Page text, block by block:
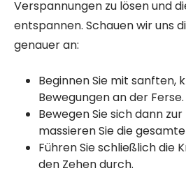
Verspannungen zu lösen und
entspannen. Schauen wir uns
genauer an:
Beginnen Sie mit sanften,
Bewegungen an der Ferse.
Bewegen Sie sich dann
massieren Sie die
Führen Sie schließlich die
den Zehen durch.